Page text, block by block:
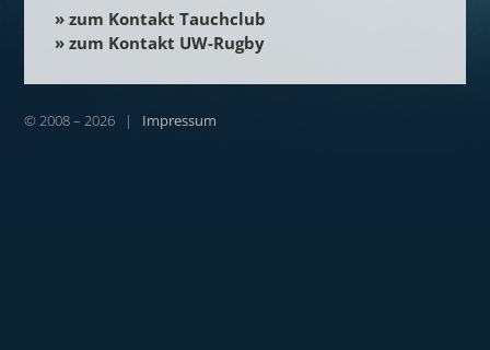
» zum Kontakt Tauchclub
» zum Kontakt UW-Rugby
© 2008 – 2026 | Impressum